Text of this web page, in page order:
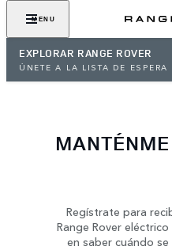
MENU
EXPLORAR RANGE ROVER
ÚNETE A LA LISTA DE ESPERA
Regístrate para
Range Rover
en saber cuándo